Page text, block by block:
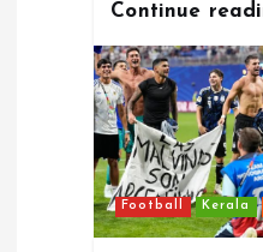
Continue
Football Kerala